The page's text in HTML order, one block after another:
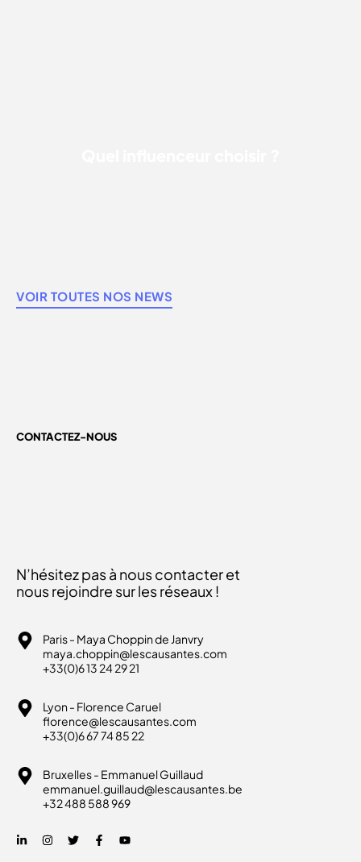
VOIR TOUTES NOS NEWS
CONTACTEZ-NOUS
N’hésitez pas à nous contacter et
nous rejoindre sur les réseaux !
Paris - Maya Choppin de Janvry
maya.choppin@lescausantes.com
+33(0)6 13 24 29 21
Lyon - Florence Caruel
florence@lescausantes.com
+33(0)6 67 74 85 22
Bruxelles - Emmanuel Guillaud
emmanuel.guillaud@lescausantes.be
+32 488 588 969